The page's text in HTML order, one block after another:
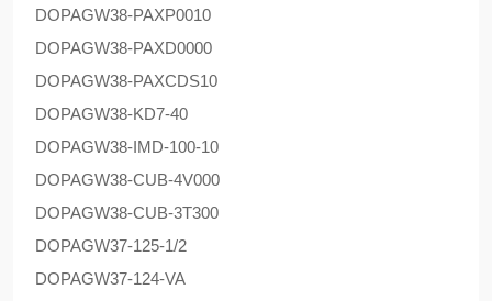
DOPAGW38-PAXP0010
DOPAGW38-PAXD0000
DOPAGW38-PAXCDS10
DOPAGW38-KD7-40
DOPAGW38-IMD-100-10
DOPAGW38-CUB-4V000
DOPAGW38-CUB-3T300
DOPAGW37-125-1/2
DOPAGW37-124-VA